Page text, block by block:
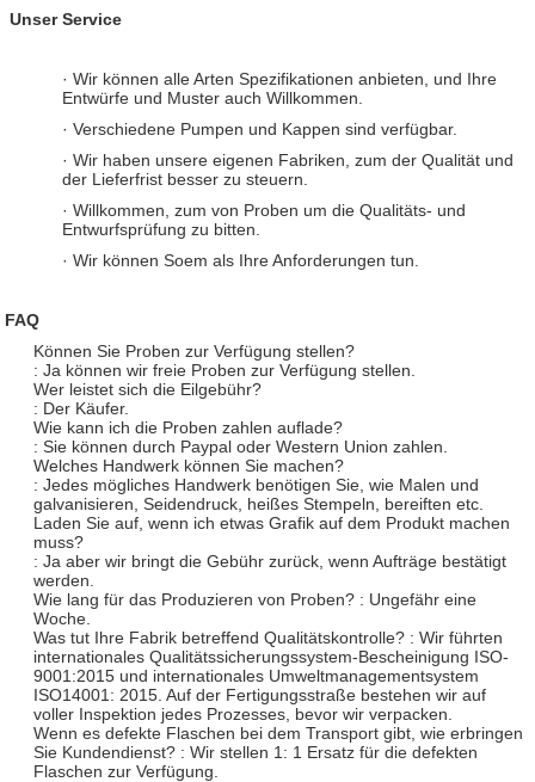
Unser Service
· Wir können alle Arten Spezifikationen anbieten, und Ihre
Entwürfe und Muster auch Willkommen.
· Verschiedene Pumpen und Kappen sind verfügbar.
· Wir haben unsere eigenen Fabriken, zum der Qualität und
der Lieferfrist besser zu steuern.
· Willkommen, zum von Proben um die Qualitäts- und
Entwurfsprüfung zu bitten.
· Wir können Soem als Ihre Anforderungen tun.
FAQ
Können Sie Proben zur Verfügung stellen?
: Ja können wir freie Proben zur Verfügung stellen.
Wer leistet sich die Eilgebühr?
: Der Käufer.
Wie kann ich die Proben zahlen auflade?
: Sie können durch Paypal oder Western Union zahlen.
Welches Handwerk können Sie machen?
: Jedes mögliches Handwerk benötigen Sie, wie Malen und
galvanisieren, Seidendruck, heißes Stempeln, bereiften etc.
Laden Sie auf, wenn ich etwas Grafik auf dem Produkt machen
muss?
: Ja aber wir bringt die Gebühr zurück, wenn Aufträge bestätigt
werden.
Wie lang für das Produzieren von Proben? : Ungefähr eine
Woche.
Was tut Ihre Fabrik betreffend Qualitätskontrolle? : Wir führten
internationales Qualitätssicherungssystem-Bescheinigung ISO-
9001:2015 und internationales Umweltmanagementsystem
ISO14001: 2015. Auf der Fertigungsstraße bestehen wir auf
voller Inspektion jedes Prozesses, bevor wir verpacken.
Wenn es defekte Flaschen bei dem Transport gibt, wie erbringen
Sie Kundendienst? : Wir stellen 1: 1 Ersatz für die defekten
Flaschen zur Verfügung.